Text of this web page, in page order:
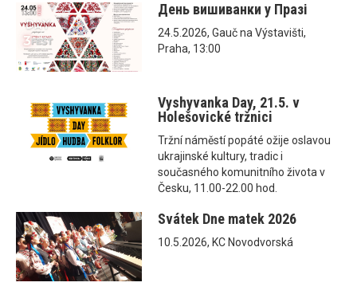
День вишиванки у Празі
24.5.2026, Gauč na Výstavišti,
Praha, 13:00
Vyshyvanka Day, 21.5. v
Holešovické tržnici
Tržní náměstí popáté ožije oslavou
ukrajinské kultury, tradic i
současného komunitního života v
Česku, 11.00-22.00 hod.
Svátek Dne matek 2026
10.5.2026, KC Novodvorská